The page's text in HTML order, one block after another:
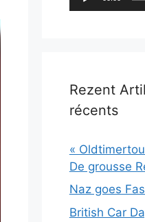
Rezent
récents
«
De grousse
Naz goes
British Car